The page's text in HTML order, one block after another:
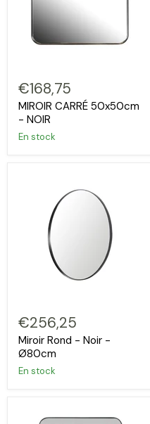
€168,75
MIROIR CARRÉ 50x50cm
- NOIR
En stock
€256,25
Miroir Rond - Noir -
Ø80cm
En stock
produits à votre liste
articles précédemment